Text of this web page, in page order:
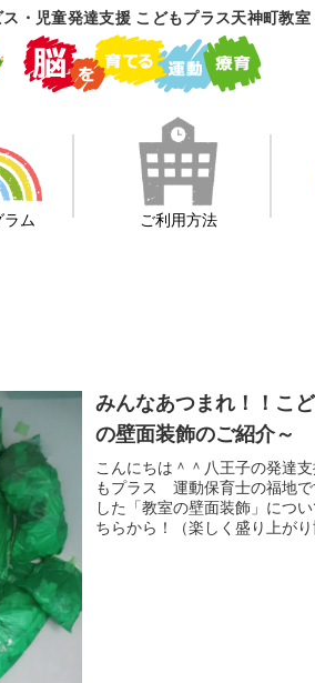
・児童発達支援 こどもプラス天神町教室
ラム ご利用方法
みんなあつまれ！！こ
の壁面装飾のご紹介～
こんにちは＾＾八王子の発達
もプラス 運動保育士の福地
した「教室の壁面装飾」につ
ちらから！（楽しく盛り上が